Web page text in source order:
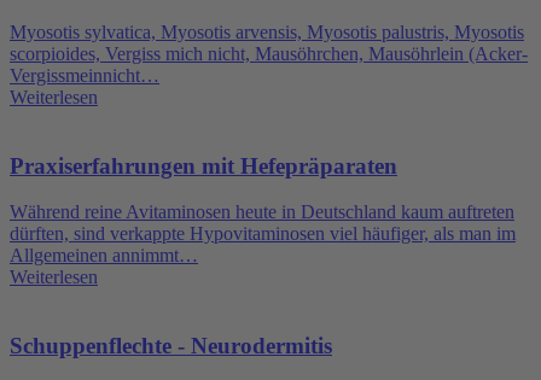
Myosotis sylvatica, Myosotis arvensis, Myosotis palustris, Myosotis
scorpioides, Vergiss mich nicht, Mausöhrchen, Mausöhrlein (Acker-
Vergissmeinnicht…
Weiterlesen
Praxiserfahrungen mit Hefepräparaten
Während reine Avitaminosen heute in Deutschland kaum auftreten
dürften, sind verkappte Hypovitaminosen viel häufiger, als man im
Allgemeinen annimmt…
Weiterlesen
Schuppenflechte - Neurodermitis